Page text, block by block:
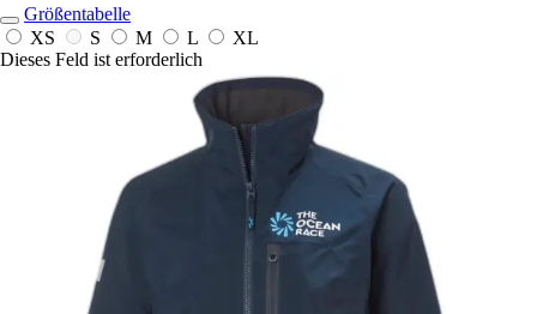
Größentabelle
XS
S M L
XL
Dieses Feld ist erforderlich